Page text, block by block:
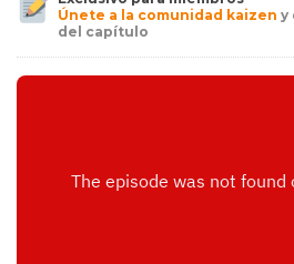
R
o
Únete a la comunidad kaizen y
del capítulo